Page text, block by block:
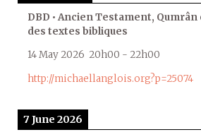
DBD • Ancien Testament,
des textes bibliques
14 May 2026 20h00 - 22h00
http://michaellanglois.org?p=25074
7 June 2026